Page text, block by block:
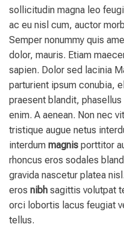
sollicitudin magna leo
ac eu nisl cum, auctor
Semper nonummy quis
dolor, mauris. Etiam
sapien. Dolor sed lacinia
parturient ipsum conubia,
praesent blandit,
enim. A aenean. Non nec
tristique augue netus
interdum magnis porttitor
rhoncus eros sodales
gravida nascetur platea
eros nibh sagittis volutpat
orci lobortis lacus feugiat
tellus.